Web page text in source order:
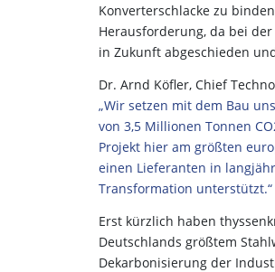
Konverterschlacke zu
Herausforderung, da bei
in Zukunft abgeschieden
Dr. Arnd Köfler, Chief
„Wir setzen mit dem Bau
von 3,5 Millionen Tonnen
Projekt hier am größten
einen Lieferanten in
Transformation unterstützt.“
Erst kürzlich haben
Deutschlands größtem
Dekarbonisierung der